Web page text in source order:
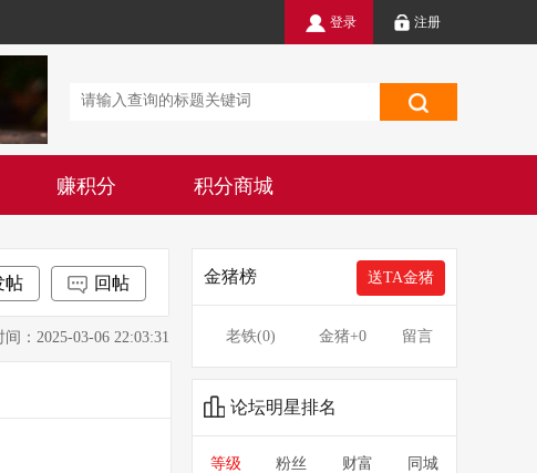
登录 注册
赚积分 积分商城
回帖
帖
2025-03-06 22:03:31
金猪榜 送TA金猪
老铁(0) 金猪+0 留言
论坛明星排名
等级 粉丝 财富 同城